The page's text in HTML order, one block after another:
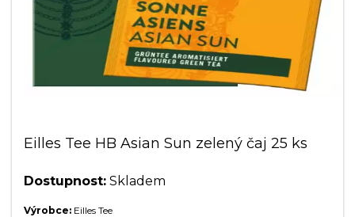
Eilles Tee HB Asian Sun zelený čaj 25 ks
Dostupnost: Skladem
Výrobce: Eilles Tee